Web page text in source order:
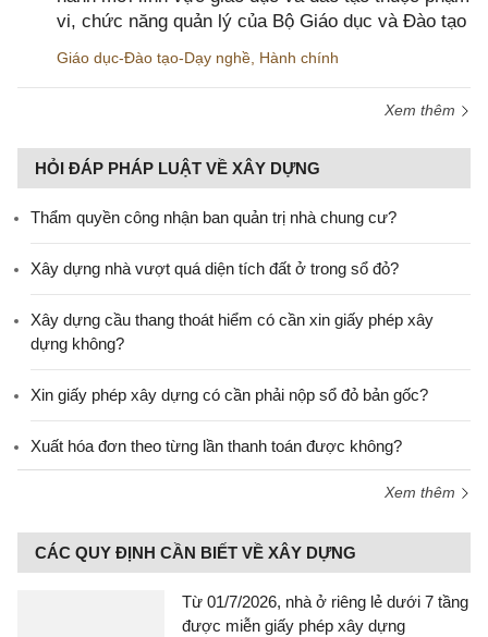
vi, chức năng quản lý của Bộ Giáo dục và Đào tạo
Giáo dục-Đào tạo-Dạy nghề Hành chính
Xem thêm
HỎI ĐÁP PHÁP LUẬT VỀ XÂY DỰNG
Thẩm quyền công nhận ban quản trị nhà chung cư?
Xây dựng nhà vượt quá diện tích đất ở trong sổ đỏ?
Xây dựng cầu thang thoát hiểm có cần xin giấy phép xây
dựng không?
Xin giấy phép xây dựng có cần phải nộp sổ đỏ bản gốc?
Xuất hóa đơn theo từng lần thanh toán được không?
Xem thêm
CÁC QUY ĐỊNH CẦN BIẾT VỀ XÂY DỰNG
Từ 01/7/2026, nhà ở riêng lẻ dưới 7 tầng
được miễn giấy phép xây dựng